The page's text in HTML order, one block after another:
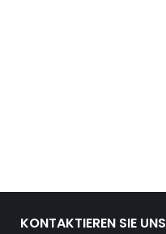
KONTAKTIEREN SIE UNS